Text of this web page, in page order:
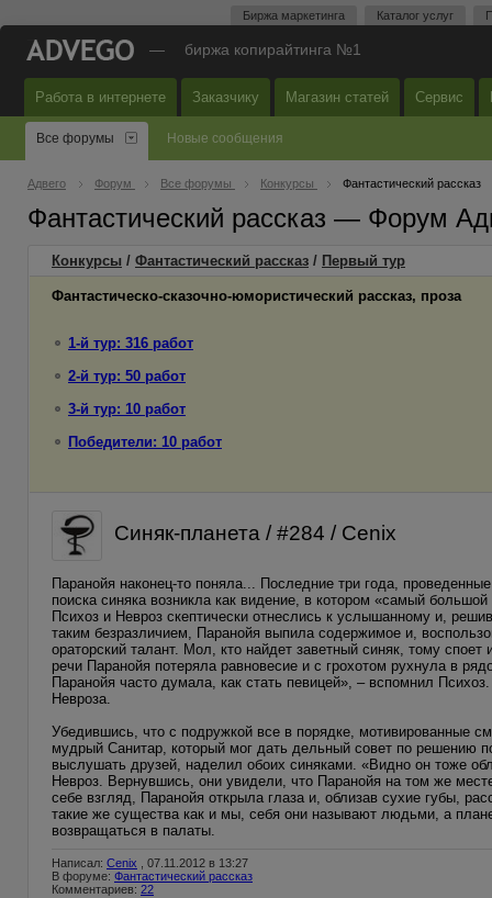
Биржа маркетинга Каталог услуг
— биржа копирайтинга №1
Работа в интернете Заказчику Магазин статей Сервис
Все форумы Новые сообщения
Адвего Форум Все форумы Конкурсы Фантастический рассказ
Фантастический рассказ — Форум
Конкурсы / Фантастический рассказ / Первый тур
Фантастическо-сказочно-юмористический рассказ, проза
1-й тур: 316 работ
2-й тур: 50 работ
3-й тур: 10 работ
Победители: 10 работ
Синяк-планета / #284 / Cenix
Паранойя наконец-то поняла... Последние три года,
поиска синяка возникла как видение, в котором «самый
Психоз и Невроз скептически отнеслись к услышанному и,
таким безразличием, Паранойя выпила содержимое и,
ораторский талант. Мол, кто найдет заветный синяк, тому
речи Паранойя потеряла равновесие и с грохотом рухнула в
Паранойя часто думала, как стать певицей», – вспомнил
Невроза.
Убедившись, что с подружкой все в порядке, мотивированные
мудрый Санитар, который мог дать дельный совет по решению
выслушать друзей, наделил обоих синяками. «Видно он тоже
Невроз. Вернувшись, они увидели, что Паранойя на том же
себе взгляд, Паранойя открыла глаза и, облизав сухие губы,
такие же существа как и мы, себя они называют людьми, а
возвращаться в палаты.
Написал: Cenix , 07.11.2012 в 13:27
В форуме: Фантастический рассказ
Комментариев: 22